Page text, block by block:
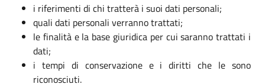
i riferimenti di chi tratterà i suoi dati personali;
quali dati personali verranno trattati;
le finalità e la base giuridica per cui saranno trattati i
dati;
i tempi di conservazione e i diritti che le sono
riconosciuti.